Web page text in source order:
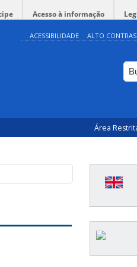
Acesso à informação
ACESSIBILIDADE ALTO
Área